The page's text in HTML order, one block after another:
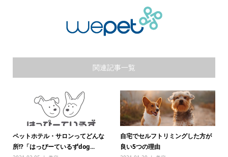
関連記事一覧
ペットホテル・サロンってどんな
所!?「はっぴーているずdog...
自宅でセルフトリミングした方が
良い5つの理由